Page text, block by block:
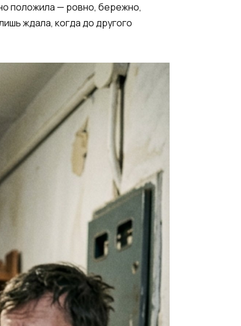
положила — ровно, бережно,
ждала, когда до другого